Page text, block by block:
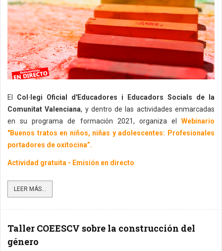
El Col·legi Oficial d'Educadores i Educadors Socials de la
Comunitat Valenciana, y dentro de las actividades enmarcadas
en su programa de formación 2021, organiza el Webinario
"Buenos tratos en niños, niñas y adolescentes: Profesionales
portadores de oxitocina”.
Actividad gratuita - Emisión en directo
LEER MÁS...
Taller COEESCV sobre la construcción del
género